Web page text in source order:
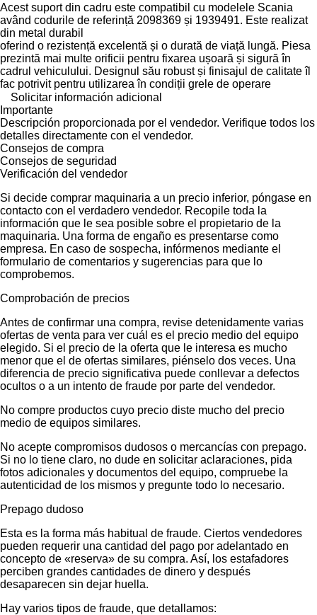
Acest suport din cadru este compatibil cu modelele Scania
având codurile de referință 2098369 și 1939491. Este realizat
din metal durabil
oferind o rezistență excelentă și o durată de viață lungă. Piesa
prezintă mai multe orificii pentru fixarea ușoară și sigură în
cadrul vehiculului. Designul său robust și finisajul de calitate îl
fac potrivit pentru utilizarea în condiții grele de operare
Solicitar información adicional
Importante
Descripción proporcionada por el vendedor. Verifique todos los
detalles directamente con el vendedor.
Consejos de compra
Consejos de seguridad
Verificación del vendedor
Si decide comprar maquinaria a un precio inferior, póngase en
contacto con el verdadero vendedor. Recopile toda la
información que le sea posible sobre el propietario de la
maquinaria. Una forma de engaño es presentarse como
empresa. En caso de sospecha, infórmenos mediante el
formulario de comentarios y sugerencias para que lo
comprobemos.
Comprobación de precios
Antes de confirmar una compra, revise detenidamente varias
ofertas de venta para ver cuál es el precio medio del equipo
elegido. Si el precio de la oferta que le interesa es mucho
menor que el de ofertas similares, piénselo dos veces. Una
diferencia de precio significativa puede conllevar a defectos
ocultos o a un intento de fraude por parte del vendedor.
No compre productos cuyo precio diste mucho del precio
medio de equipos similares.
No acepte compromisos dudosos o mercancías con prepago.
Si no lo tiene claro, no dude en solicitar aclaraciones, pida
fotos adicionales y documentos del equipo, compruebe la
autenticidad de los mismos y pregunte todo lo necesario.
Prepago dudoso
Esta es la forma más habitual de fraude. Ciertos vendedores
pueden requerir una cantidad del pago por adelantado en
concepto de «reserva» de su compra. Así, los estafadores
perciben grandes cantidades de dinero y después
desaparecen sin dejar huella.
Hay varios tipos de fraude, que detallamos: